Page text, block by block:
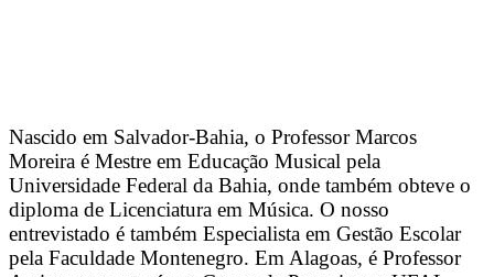
Nascido em Salvador-Bahia, o Professor Marcos
Moreira é Mestre em Educação Musical pela
Universidade Federal da Bahia, onde também obteve o
diploma de Licenciatura em Música. O nosso
entrevistado é também Especialista em Gestão Escolar
pela Faculdade Montenegro. Em Alagoas, é Professor